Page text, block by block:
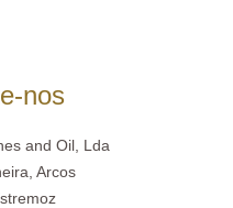
nos
and Oil, Lda
Arcos